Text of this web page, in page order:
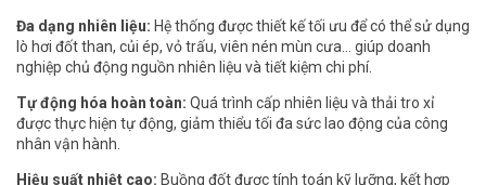
Đa dạng nhiên liệu: Hệ thống được thiết kế tối ưu để có thể sử dụng
lò hơi đốt than, củi ép, vỏ trấu, viên nén mùn cưa... giúp doanh
nghiệp chủ động nguồn nhiên liệu và tiết kiệm chi phí.
Tự động hóa hoàn toàn: Quá trình cấp nhiên liệu và thải tro xỉ
được thực hiện tự động, giảm thiểu tối đa sức lao động của công
nhân vận hành.
Hiệu suất nhiệt cao: Buồng đốt được tính toán kỹ lưỡng, kết hợp